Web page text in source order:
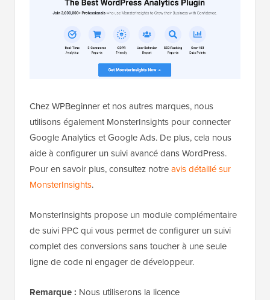
Chez WPBeginner et nos autres marques, nous
utilisons également MonsterInsights pour connecter
Google Analytics et Google Ads. De plus, cela nous
aide à configurer un suivi avancé dans WordPress.
Pour en savoir plus, consultez notreavis détaillé sur
MonsterInsights.
MonsterInsights propose un module complémentaire
de suivi PPC qui vous permet de configurer un suivi
complet des conversions sans toucher à une seule
ligne de code ni engager de développeur.
Remarque : Nous utiliserons la licence